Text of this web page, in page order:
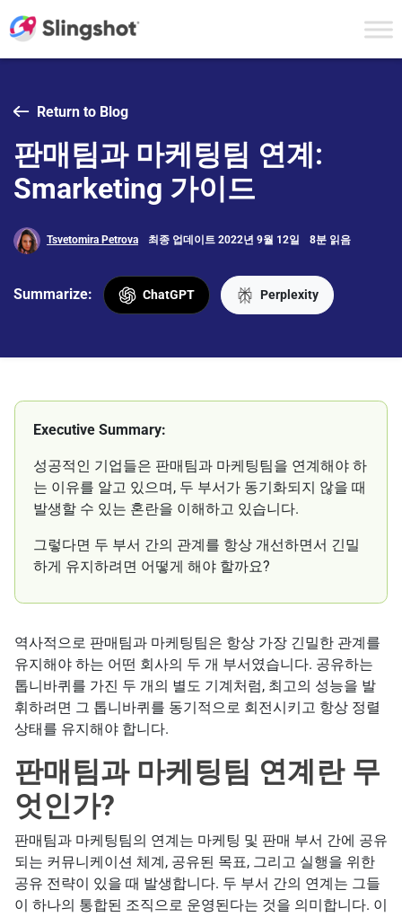
Return to Blog
판매팀과 마케팅팀 연계:
Smarketing 가이드
Tsvetomira Petrova 최종 업데이트 2022년 9월 12일 8분 읽음
Summarize: ChatGPT Perplexity
Executive Summary:
성공적인 기업들은 판매팀과 마케팅팀을 연계해야 하
는 이유를 알고 있으며, 두 부서가 동기화되지 않을 때
발생할 수 있는 혼란을 이해하고 있습니다.
그렇다면 두 부서 간의 관계를 항상 개선하면서 긴밀
하게 유지하려면 어떻게 해야 할까요?
역사적으로 판매팀과 마케팅팀은 항상 가장 긴밀한 관계를
유지해야 하는 어떤 회사의 두 개 부서였습니다. 공유하는
톱니바퀴를 가진 두 개의 별도 기계처럼, 최고의 성능을 발
휘하려면 그 톱니바퀴를 동기적으로 회전시키고 항상 정렬
상태를 유지해야 합니다.
판매팀과 마케팅팀 연계란 무
엇인가?
판매팀과 마케팅팀의 연계는 마케팅 및 판매 부서 간에 공유
되는 커뮤니케이션 체계, 공유된 목표, 그리고 실행을 위한
공유 전략이 있을 때 발생합니다. 두 부서 간의 연계는 그들
이 하나의 통합된 조직으로 운영된다는 것을 의미합니다. 이